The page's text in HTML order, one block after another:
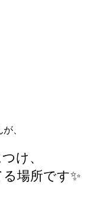
、
け、
場所です✨